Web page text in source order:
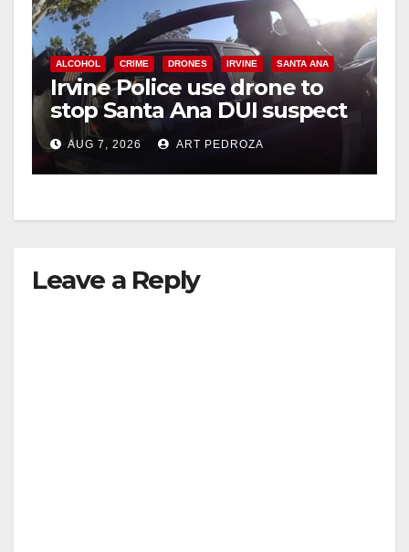
ALCOHOL CRIME DRONES IRVINE SANTA ANA
Irvine Police use drone to
stop Santa Ana DUI suspect
after near-miss collision
AUG 7, 2026 ART PEDROZA
Leave a Reply